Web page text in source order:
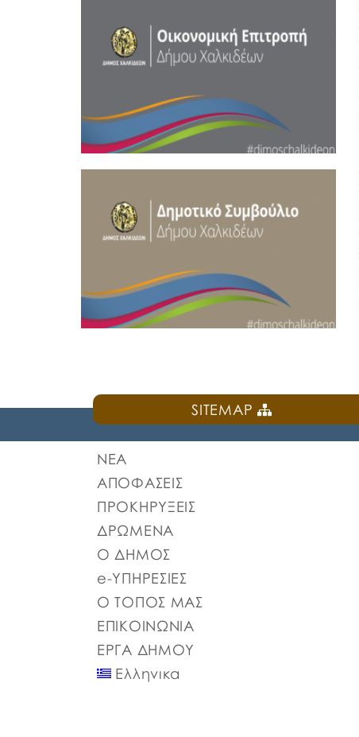
SITEMAP
ΝΕΑ
ΑΠΟΦΑΣΕΙΣ
ΠΡΟΚΗΡΥΞΕΙΣ
ΔΡΩΜΕΝΑ
Ο ΔΗΜΟΣ
e-ΥΠΗΡΕΣΙΕΣ
Ο ΤΟΠΟΣ ΜΑΣ
ΕΠΙΚΟΙΝΩΝΙΑ
ΕΡΓΑ ΔΗΜΟΥ
Ελληνικα